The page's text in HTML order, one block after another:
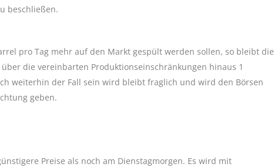
beschließen.
pro Tag mehr auf den Markt gespült werden sollen, so bleibt die
die vereinbarten Produktionseinschränkungen hinaus 1
weiterhin der Fall sein wird bleibt fraglich und wird den Börsen
geben.
Preise als noch am Dienstagmorgen. Es wird mit